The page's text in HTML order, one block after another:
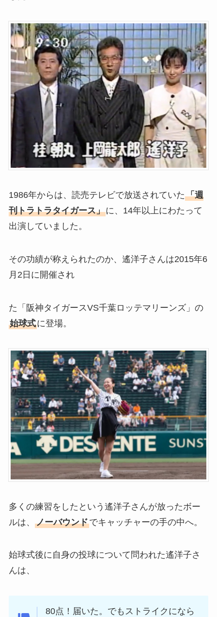
1986年からは、読売テレビで放送されていた「週
刊トラトラタイガース」に、14年以上にわたって
出演していました。
その功績が称えられたのか、遙洋子さんは2015年6
月2日に開催され
た「阪神タイガースVS千葉ロッテマリーンズ」の
始球式に登場。
多くの練習をしたという遙洋子さんが放ったボー
ルは、 ノーバウンドでキャッチャーの手の中へ。
始球式後に自身の投球について問われた遙洋子さ
んは、
80点！届いた。でもストライクになら